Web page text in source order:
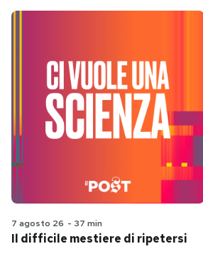
7 agosto 26 - 37 min
Il difficile mestiere di ripetersi